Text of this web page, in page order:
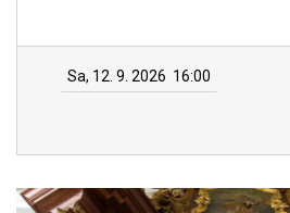
Sa, 12. 9. 2026 16:00